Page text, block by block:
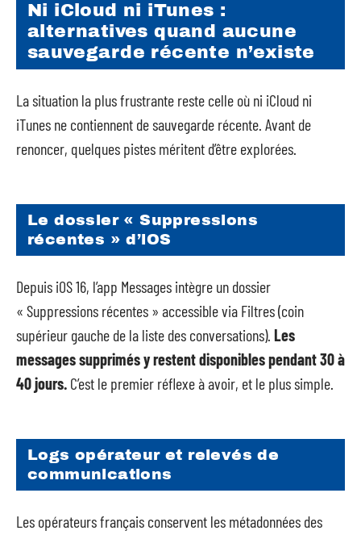
Ni iCloud ni iTunes :
alternatives quand aucune
sauvegarde récente n’existe
La situation la plus frustrante reste celle où ni iCloud ni
iTunes ne contiennent de sauvegarde récente. Avant de
renoncer, quelques pistes méritent d’être explorées.
Le dossier « Suppressions
récentes » d’iOS
Depuis iOS 16, l’app Messages intègre un dossier
« Suppressions récentes » accessible via Filtres (coin
supérieur gauche de la liste des conversations). Les
messages supprimés y restent disponibles pendant 30 à
40 jours. C’est le premier réflexe à avoir, et le plus simple.
Logs opérateur et relevés de
communications
Les opérateurs français conservent les métadonnées des